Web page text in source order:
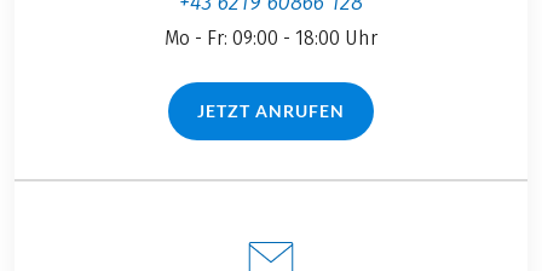
Mo - Fr: 09:00 - 18:00 Uhr
JETZT ANRUFEN(LINK ÖFFNET IN NEUEM TAB)